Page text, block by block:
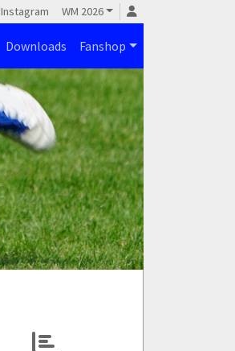
Instagram WM 2026
Downloads Fanshop